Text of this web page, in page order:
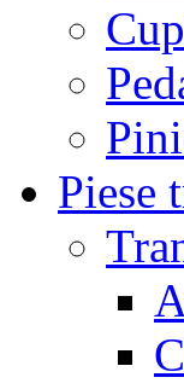
Piese